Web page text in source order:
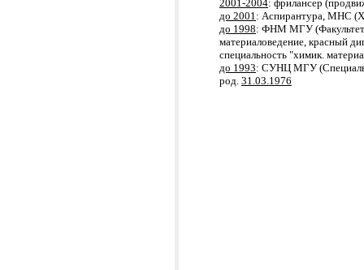
2001-2004: фрилансер
до 2001: Аспирантура, МНС
до 1998: ФНМ МГУ (Факультет
материаловедение, красный
специальность "химик.
до 1993: СУНЦ МГУ
род. 31.03.1976